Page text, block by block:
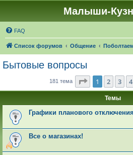
Малыши-
FAQ
Список форумов Общение
Бытовые вопросы
181 тема Страница из
1 2 3 4
Темы
Графики планового
Все о магазинах!